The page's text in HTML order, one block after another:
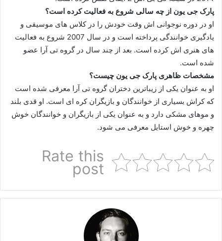
پارک جی یون از چه سالی شروع به فعالیت کرده است؟
او در دوره نوجوانی اش وقت خودش را در کلاس های موسیقی و
یادگیری خوانندگی پرداخته است و در سال 2007 شروع به فعالیت
های هنری اش کرده است. بعد از چند سال در گروه تی آرا عضو
شده است.
مشخصات ظاهری پارک جی یون چیست؟
او به عنوان یکی از زیباترین دختران گروه تی آرا معرفی شده است
که کراش بسیاری از خوانندگان و بازیگران کره ای است. او قدی بلند
و موهای مشکی دارد و به عنوان یکی از بازیگران و خوانندگان خوش
چهره و خوش استایل معرفی می شود.
Rate this
post